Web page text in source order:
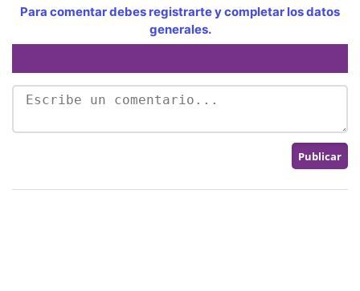
Para comentar debes registrarte y completar los datos
generales.